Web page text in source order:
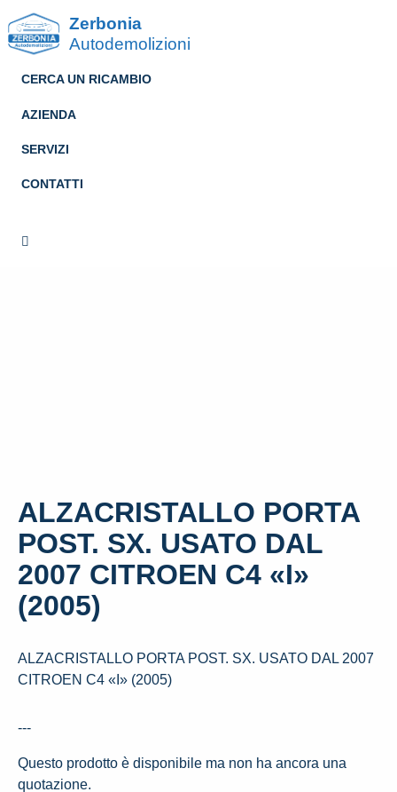
Zerbonia
Autodemolizioni
CERCA UN RICAMBIO
AZIENDA
SERVIZI
CONTATTI
ALZACRISTALLO PORTA
POST. SX. USATO DAL
2007 CITROEN C4 «I»
(2005)
ALZACRISTALLO PORTA POST. SX. USATO DAL 2007
CITROEN C4 «I» (2005)
---
Questo prodotto è disponibile ma non ha ancora una
quotazione.